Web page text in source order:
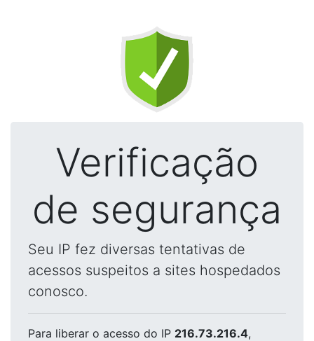
Verificação
de segurança
Seu IP fez diversas tentativas de
acessos suspeitos a sites hospedados
conosco.
Para liberar o acesso do IP 216.73.216.4,